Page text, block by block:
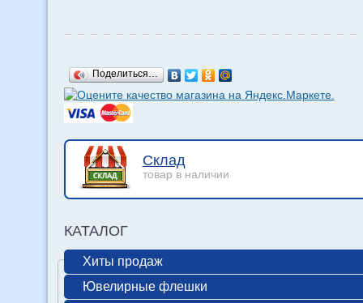
Поделиться…
Склад
товар в наличии
КАТАЛОГ
Хиты продаж
Ювелирные флешки